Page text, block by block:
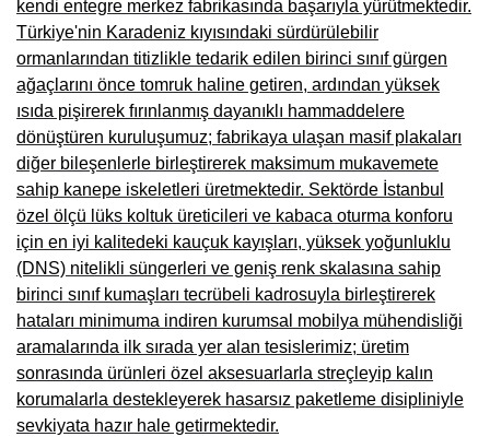
Çanakkale Mobilyacılar, Mobilya Fabrikaları, Mağazaları
Karabağlar Mobilyacıları, Mobilya İmalatçıları, Firmaları
Aydın Mobilya Mağazaları, Firmaları, Dekorasyon Firmaları
Bilecik Mobilyacılar, Mobilya İmalatçıları, Mağazaları
Çorum Mobilyacılar, Mobilya Mağazaları, İmalatçıları
Denizli Mobilyacılar, Mobilya Üreticileri, Mağazaları
Adıyaman Mobilyacılar, Mobilya İmalatçıları, Mağazaları
Ağrı Mobilyacılar, Mobilya İmalatçıları, Mağazaları
Edirne Mobilyacilar, Mobilya İmalatçıları, Mağazaları
Erzincan Mobilyacılar, Mobilya İmalatçıları, Mağazaları
kendi entegre merkez fabrikasında başarıyla yürütmektedir.
Türkiye'nin Karadeniz kıyısındaki sürdürülebilir
ormanlarından titizlikle tedarik edilen birinci sınıf gürgen
ağaçlarını önce tomruk haline getiren, ardından yüksek
ısıda pişirerek fırınlanmış dayanıklı hammaddelere
dönüştüren kuruluşumuz; fabrikaya ulaşan masif plakaları
diğer bileşenlerle birleştirerek maksimum mukavemete
sahip kanepe iskeletleri üretmektedir. Sektörde İstanbul
özel ölçü lüks koltuk üreticileri ve kabaca oturma konforu
için en iyi kalitedeki kauçuk kayışları, yüksek yoğunluklu
(DNS) nitelikli süngerleri ve geniş renk skalasına sahip
birinci sınıf kumaşları tecrübeli kadrosuyla birleştirerek
hataları minimuma indiren kurumsal mobilya mühendisliği
aramalarında ilk sırada yer alan tesislerimiz; üretim
sonrasında ürünleri özel aksesuarlarla streçleyip kalın
korumalarla destekleyerek hasarsız paketleme disipliniyle
sevkiyata hazır hale getirmektedir.